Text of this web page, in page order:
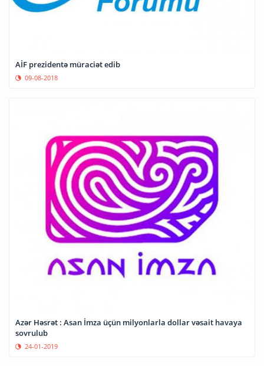
AİF prezidentə müraciət edib
09-08-2018
Azər Həsrət : Asan İmza üçün milyonlarla dollar vəsait havaya
sovrulub
24-01-2019